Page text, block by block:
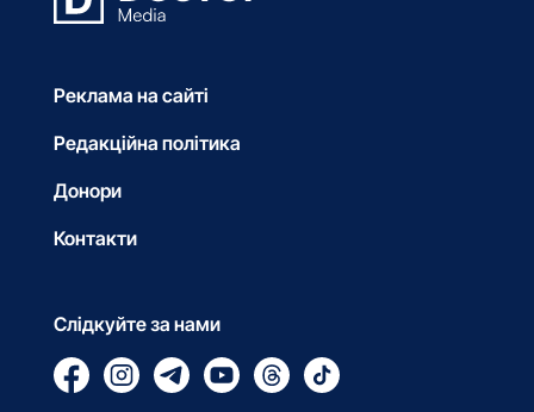
Реклама на сайті
Редакційна політика
Донори
Контакти
Слідкуйте за нами